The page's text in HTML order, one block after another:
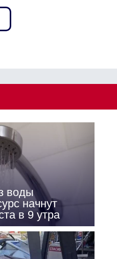
воды
начнут
в 9 утра